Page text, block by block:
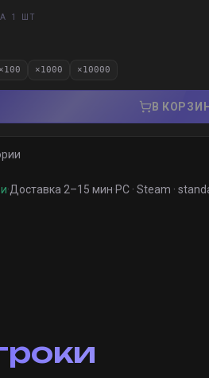
1 ШТ
×100 ×1000 ×10000
В
·Доставка 2–15 мин·PC · Steam ·